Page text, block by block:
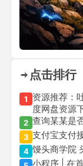
点击排行
1
资源推荐：
度网盘资源
2 查询某某是
3 支付宝支付
4 馒头商学院
小程序 | 在